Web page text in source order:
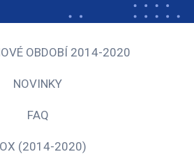
OBDOBÍ 2014-2020
NOVINKY
FAQ
(2014-2020)